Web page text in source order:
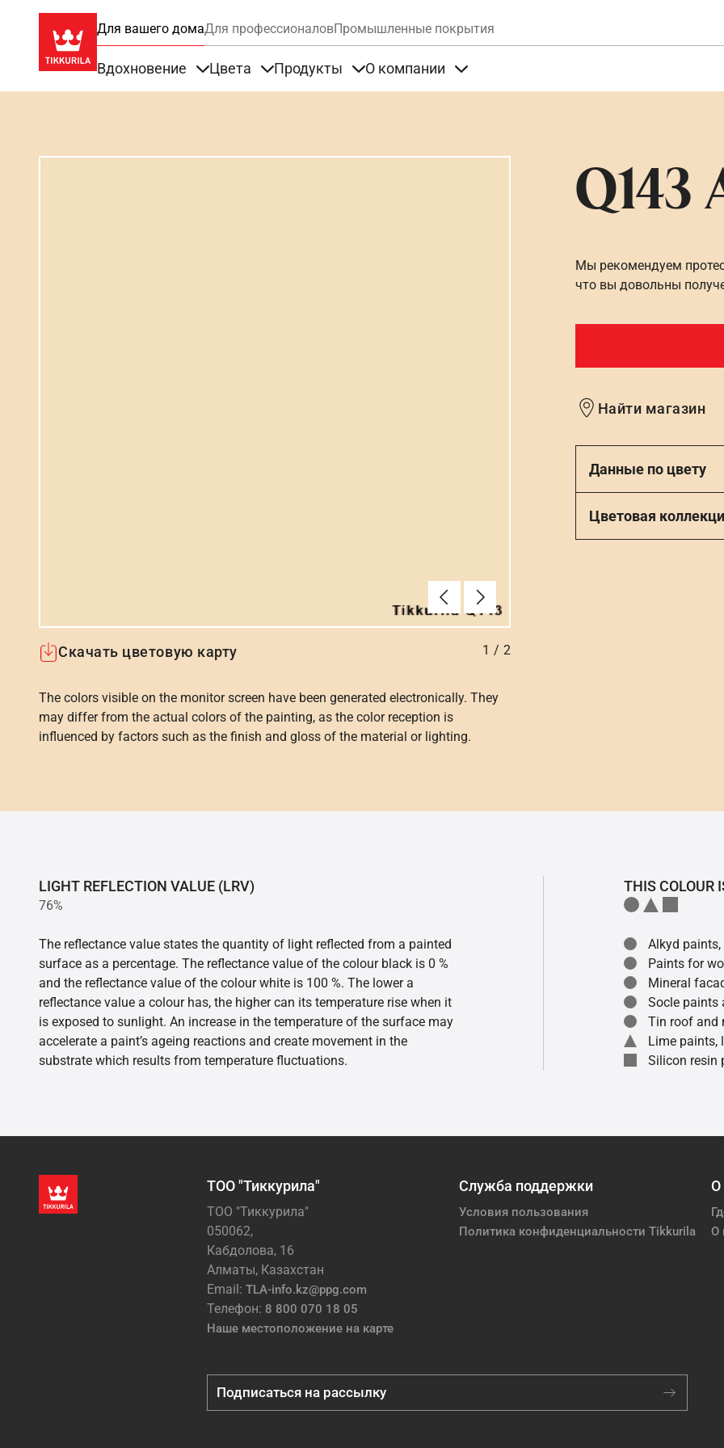
Для вашего домаДля профессионаловПромышленные покрытия
Вдохновение Цвета Продукты О компании
Q143
АлдыңғыВперёд
Скачать цветовую карту 1 / 2
The colors visible on the monitor screen have been generated electronically. They
may differ from the actual colors of the painting, as the color reception is
influenced by factors such as the finish and gloss of the material or lighting.
Мы рекомендуем
что вы довольны
Найти магазин
Данные по цвету
Цветовая
LIGHT REFLECTION VALUE (LRV)
76%
The reflectance value states the quantity of light reflected from a painted
surface as a percentage. The reflectance value of the colour black is 0 %
and the reflectance value of the colour white is 100 %. The lower a
reflectance value a colour has, the higher can its temperature rise when it
is exposed to sunlight. An increase in the temperature of the surface may
accelerate a paint’s ageing reactions and create movement in the
substrate which results from temperature fluctuations.
THIS COLOUR
Alkyd
Paints for
Mineral
Socle paints
Tin roof and
Lime paints,
Silicon resin
ТОО "Тиккурила"
ТОО "Тиккурила"
050062,
Кабдолова, 16
Алматы, Казахстан
Email: TLA-info.kz@ppg.com
Телефон: 8 800 070 18 05
Наше местоположение на карте
Служба поддержки
Условия пользования
Политика конфиденциальности Tikkurila
О
О
Подписаться на рассылку